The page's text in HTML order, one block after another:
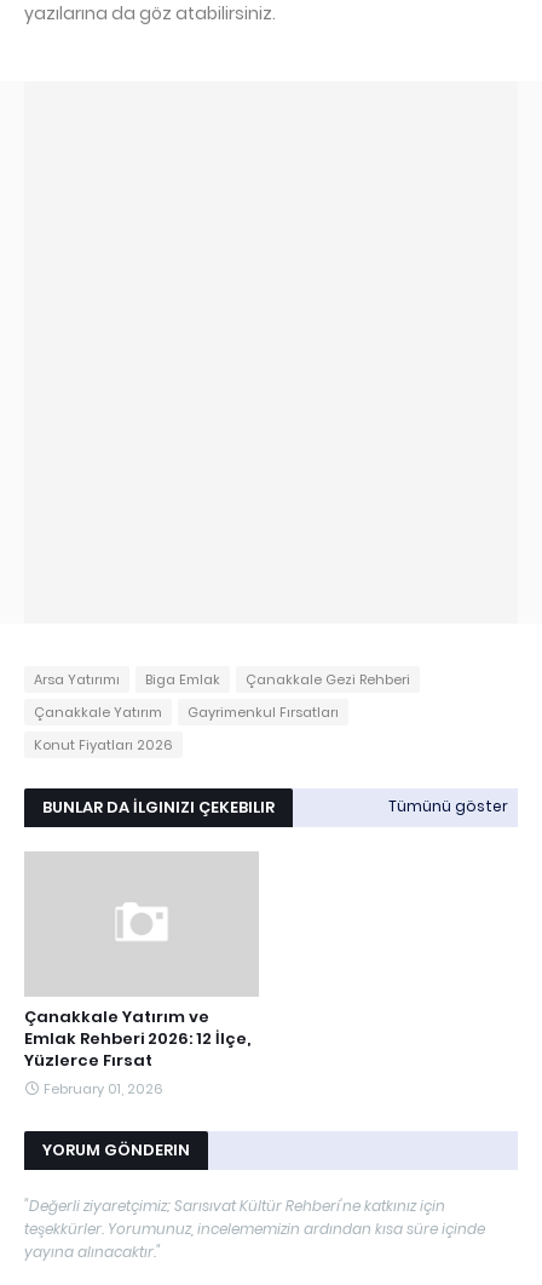
yazılarına da göz atabilirsiniz.
Arsa Yatırımı Biga Emlak
Çanakkale Gezi Rehberi
Çanakkale Yatırım
Gayrimenkul Fırsatları
Konut Fiyatları 2026
BUNLAR DA İLGINIZI ÇEKEBILIR Tümünü göster
Çanakkale Yatırım ve
Emlak Rehberi 2026: 12 İlçe,
Yüzlerce Fırsat
February 01, 2026
YORUM GÖNDERIN
"Değerli ziyaretçimiz; Sarısıvat Kültür Rehberi'ne katkınız için
teşekkürler. Yorumunuz, incelememizin ardından kısa süre içinde
yayına alınacaktır."